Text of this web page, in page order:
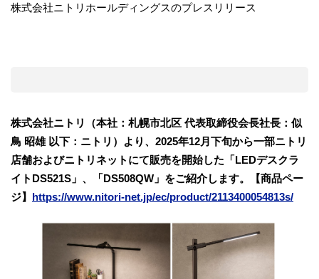
株式会社ニトリホールディングスのプレスリリース
株式会社ニトリ（本社：札幌市北区 代表取締役会長社長：似
鳥 昭雄 以下：ニトリ）より、2025年12⽉下旬から一部ニトリ
店舗およびニトリネットにて販売を開始した「LEDデスクラ
イトDS521S」、「DS508QW」をご紹介します。【商品ペー
ジ】 https://www.nitori-net.jp/ec/product/2113400054813s/